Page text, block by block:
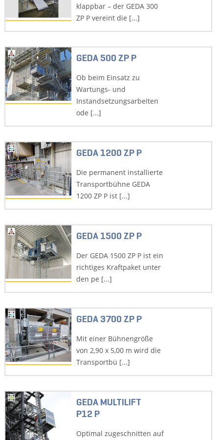
klappbar – der GEDA 300
ZP P vereint die [...]
GEDA 500 ZP P
Ob beim Einsatz zu
Wartungs- und
Instandsetzungsarbeiten
ode [...]
GEDA 1200 ZP P
Die permanent installierte
Transportbühne GEDA
1200 ZP P ist [...]
GEDA 1500 ZP P
Der GEDA 1500 ZP P ist ein
richtiges Kraftpaket unter
den pe [...]
GEDA 3700 ZP P
Mit einer Bühnengröße
von 2,90 x 5,00 m wird die
Transportbü [...]
GEDA MULTILIFT
P12 P
Optimal zugeschnitten auf